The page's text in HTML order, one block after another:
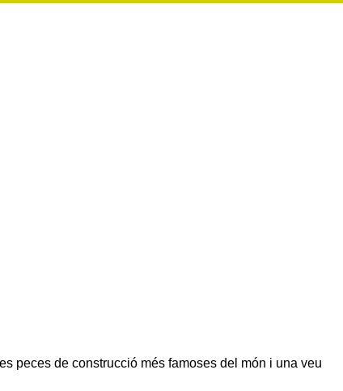
peces de construcció més famoses del món i una veu